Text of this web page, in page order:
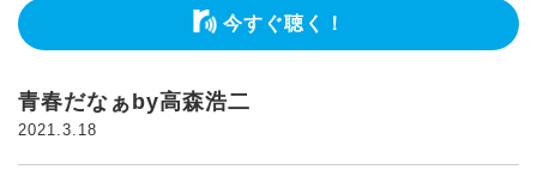
今すぐ聴く！
青春だなぁby高森浩二
2021.3.18